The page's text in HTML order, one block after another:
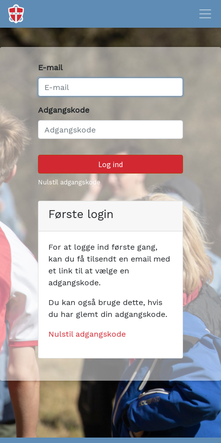
E-mail
Adgangskode
Log ind
Nulstil adgangskode
Første login
For at logge ind første gang,
kan du få tilsendt en email med
et link til at vælge en
adgangskode.
Du kan også bruge dette, hvis
du har glemt din adgangskode.
Nulstil adgangskode